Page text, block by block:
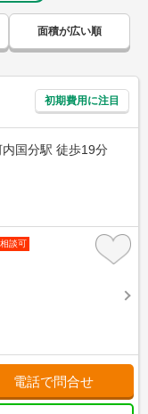
面積が広い順
初期費用に注目
国分駅 徒歩19分
談可
電話で問合せ